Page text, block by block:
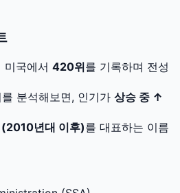
미국에서 420위를 기록하며 전성
분석해보면, 인기가 상승 중 ↑
년대 이후)를 대표하는 이름